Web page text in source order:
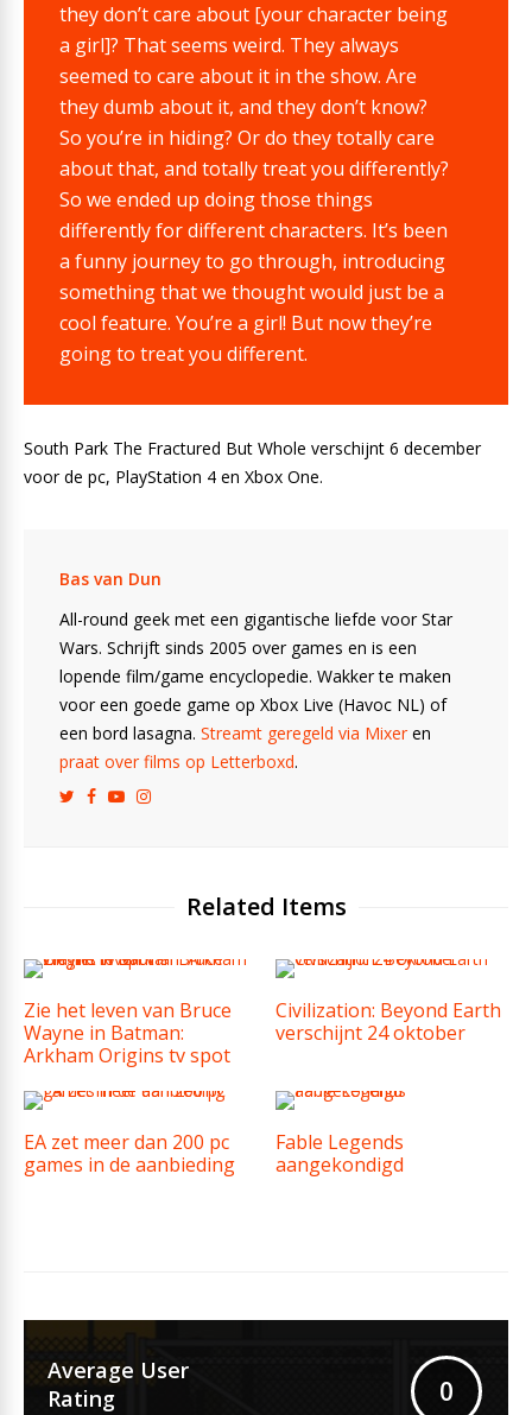
they don’t care about [your character being
a girl]? That seems weird. They always
seemed to care about it in the show. Are
they dumb about it, and they don’t know?
So you’re in hiding? Or do they totally care
about that, and totally treat you differently?
So we ended up doing those things
differently for different characters. It’s been
a funny journey to go through, introducing
something that we thought would just be a
cool feature. You’re a girl! But now they’re
going to treat you different.
South Park The Fractured But Whole verschijnt 6 december
voor de pc, PlayStation 4 en Xbox One.
Bas van Dun
All-round geek met een gigantische liefde voor Star
Wars. Schrijft sinds 2005 over games en is een
lopende film/game encyclopedie. Wakker te maken
voor een goede game op Xbox Live (Havoc NL) of
een bord lasagna. Streamt geregeld via Mixeren
praat over films op Letterboxd.
Related Items
Zie het leven van Bruce
Wayne in Batman:
Arkham Origins tv spot
Civilization: Beyond Earth
verschijnt 24 oktober
EA zet meer dan 200 pc
games in de aanbieding
Fable Legends
aangekondigd
Average User
Rating
0